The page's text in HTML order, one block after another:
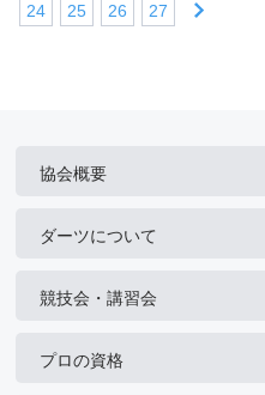
24
25 26 27
協会概要
ダーツについて
競技会・講習会
プロの資格